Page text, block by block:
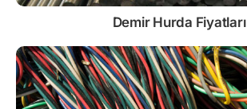
Demir Hurda Fiyatları